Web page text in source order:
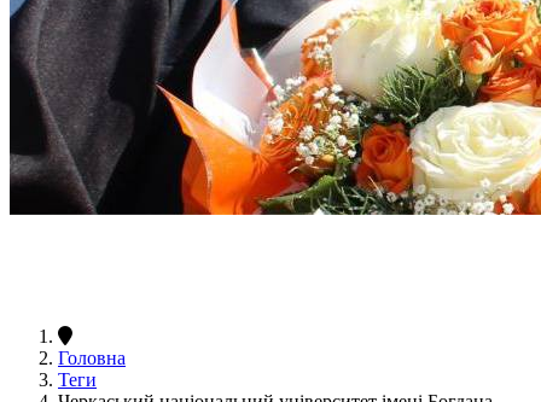
Головна
Теги